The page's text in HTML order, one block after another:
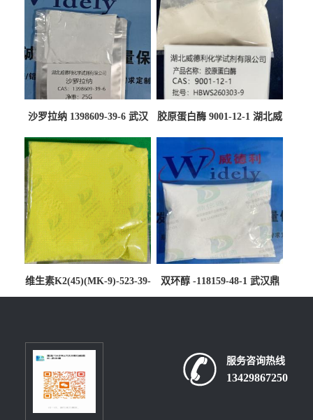
沙罗拉纳 1398609-39-6 武汉
胶原蛋白酶 9001-12-1 湖北威
维生素K2(45)(MK-9)-523-39-
7-武汉鼎信通药业大量现货供
双环醇 -118159-48-1 武汉鼎
信通药业大量现货供应
服务咨询热线
13429867250